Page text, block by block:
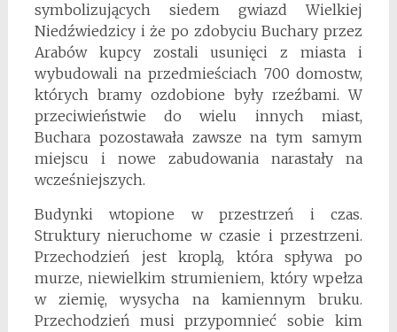
symbolizujących siedem gwiazd Wielkiej
Niedźwiedzicy i że po zdobyciu Buchary przez
Arabów kupcy zostali usunięci z miasta i
wybudowali na przedmieściach 700 domostw,
których bramy ozdo­bione były rzeźbami. W
przeci­wieństwie do wielu innych miast,
Buchara pozostawała zawsze na tym samym
miejscu i nowe zabudowania narastały na
wcześniejszych.
Budynki wtopione w przestrzeń i czas.
Struktury nieruchome w czasie i przestrzeni.
Przechodzień jest kroplą, która spływa po
murze, niewielkim strumieniem, który wpełza
w ziemię, wysycha na kamiennym bruku.
Przechodzień musi przypomnieć sobie kim